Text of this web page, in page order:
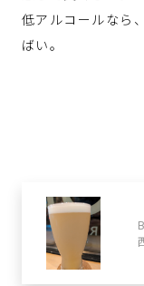
低アルコールなら
ばい。